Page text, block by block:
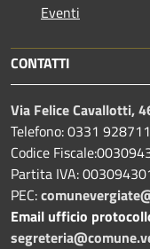
Eventi
CONTATTI
Via Felice Cavallotti,
Telefono: 0331 928711
Codice
Partita IVA:
PEC:
Email ufficio